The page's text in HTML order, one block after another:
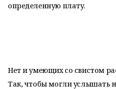
определенную плату.
Нет и умеющих со свистом
Так, чтобы могли услышать